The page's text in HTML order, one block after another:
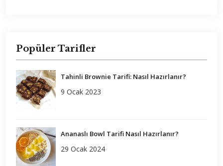
Popüler Tarifler
Tahinli Brownie Tarifi: Nasıl Hazırlanır?
9 Ocak 2023
Ananaslı Bowl Tarifi Nasıl Hazırlanır?
29 Ocak 2024